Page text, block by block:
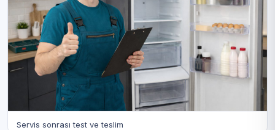
Servis sonrası test ve teslim